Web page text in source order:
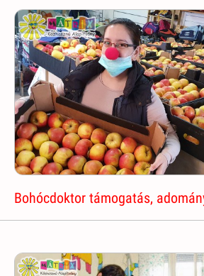
Bohócdoktor támogatás,